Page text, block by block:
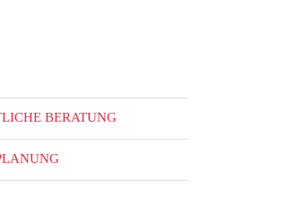
BERATUNG